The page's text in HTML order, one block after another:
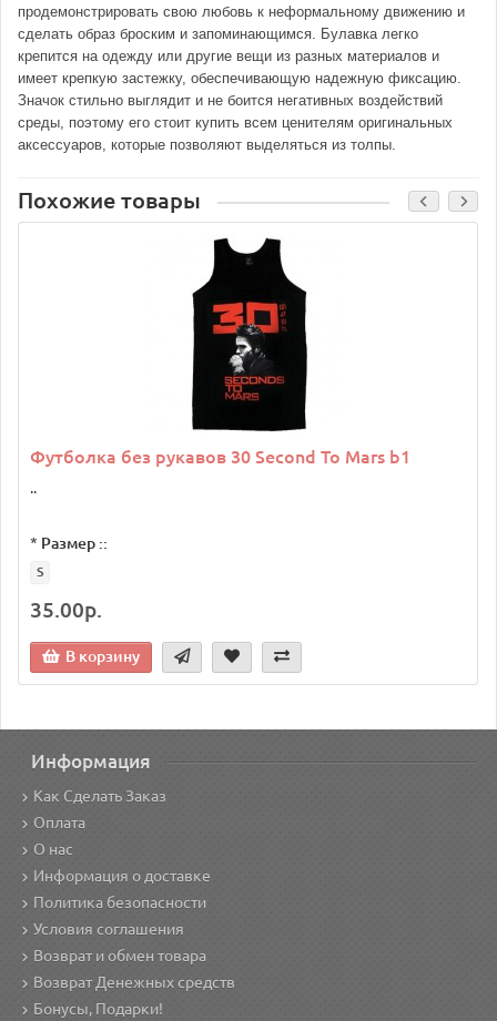
продемонстрировать свою любовь к неформальному движению и
сделать образ броским и запоминающимся. Булавка легко
крепится на одежду или другие вещи из разных материалов и
имеет крепкую застежку, обеспечивающую надежную фиксацию.
Значок стильно выглядит и не боится негативных воздействий
среды, поэтому его стоит купить всем ценителям оригинальных
аксессуаров, которые позволяют выделяться из толпы.
Похожие товары
Футболка без рукавов 30 Second To Mars b1
..
* Размер ::
S
35.00р.
В корзину
Информация
Как Сделать Заказ
Оплата
О нас
Информация о доставке
Политика безопасности
Условия соглашения
Возврат и обмен товара
Возврат Денежных средств
Бонусы, Подарки!